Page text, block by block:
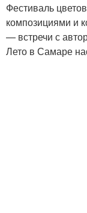
Фестиваль
композициями и
— встречи с
Лето в Самаре